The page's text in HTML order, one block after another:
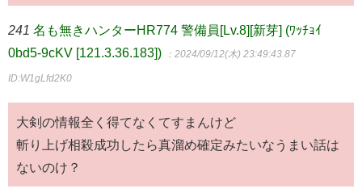
241 名も無きハンターHR774 警備員[Lv.8][新芽] (ﾜｯﾁｮｲ
0bd5-9cKV [121.3.36.183])
：2024/09/12(木) 23:49:43.87
ID:W1gLfd2K0
大剣の情報全く得てなくてすまんけど
斬り上げ相殺成功したら真溜め確定みたいなうまい話は
ないのけ？